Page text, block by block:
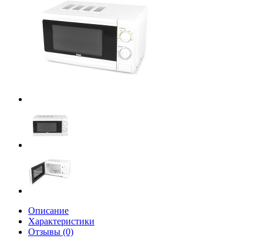
Описание
Характеристики
Отзывы (0)